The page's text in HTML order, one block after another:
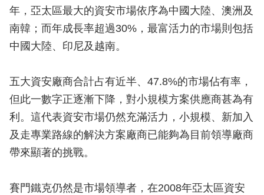
年，亞太區最大的資安市場依序為中國大陸、澳洲及
南韓；而年成長率超過30%，最富活力的市場則包括
中國大陸、印尼及越南。
五大資安廠商合計占有近半、47.8%的市場佔有率，
但此一數字正逐漸下降，對小規模方案供應商甚為有
利。這代表資安市場仍然充滿活力，小規模、新加入
及走專業路線的解決方案廠商已能夠為目前領導廠商
帶來顯著的挑戰。
賽門鐵克仍然是市場領導者，在2008年亞太區資安